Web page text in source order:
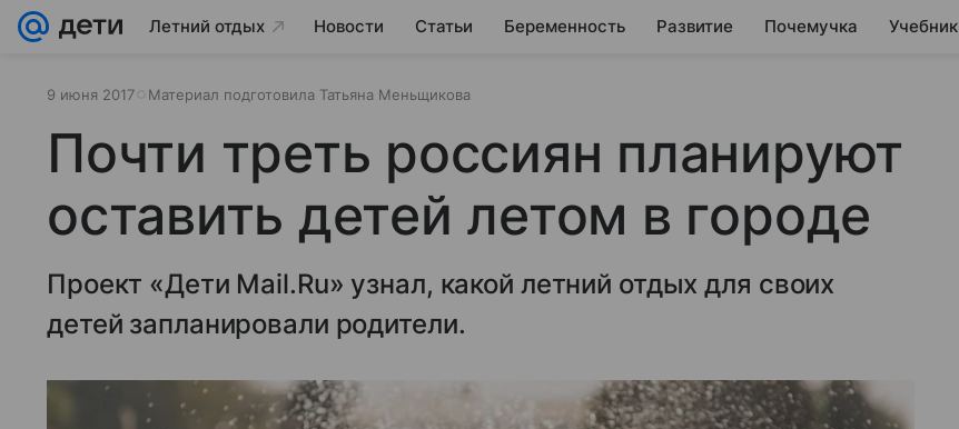
Летний отдых Новости Статьи Беременность Развитие Почемучка Учебник
9 июня 2017 Материал подготовила Татьяна Меньщикова
Почти треть россиян планируют
оставить детей летом в городе
Проект «Дети Mail.Ru» узнал, какой летний отдых для своих
детей запланировали родители.